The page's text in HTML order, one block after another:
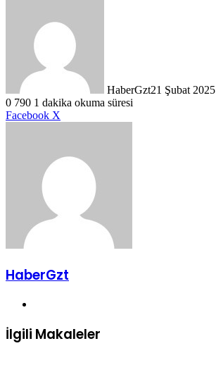
HaberGzt21 Şubat 2025
0 790 1 dakika okuma süresi
Facebook X
HaberGzt
İlgili Makaleler